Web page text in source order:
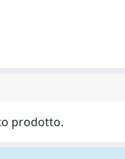
prodotto.